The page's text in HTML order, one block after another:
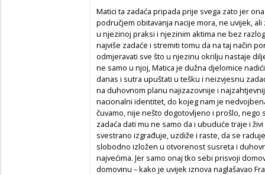
Matici ta zadaća pripada prije svega zato jer
područjem obitavanja nacije mora, ne uvijek,
u njezinoj praksi i njezinim aktima ne bez
najviše zadaće i stremiti tomu da na taj način
odmjeravati sve što u njezinu okrilju nastaje
ne samo u njoj, Matica je dužna djelomice
danas i sutra upuštati u tešku i neizvjesnu
na duhovnom planu najizazovnije i
nacionalni identitet, do kojeg nam je
čuvamo, nije nešto dogotovljeno i prošlo, nego
zadaća dati mu ne samo da i ubuduće traje i
svestrano izgrađuje, uzdiže i raste, da se
slobodno izložen u otvorenost susreta i
najvećima. Jer samo onaj tko sebi prisvoji
domovinu – kako je uvijek iznova naglašavao